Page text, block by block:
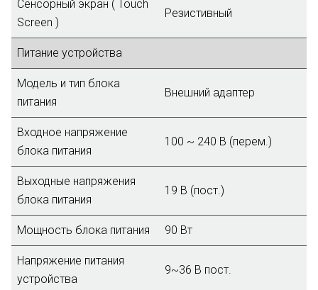
Сенсорный экран ( Touch
Screen )
Резистивный
Питание устройства
Модель и тип блока
питания
Внешний адаптер
Входное напряжение
блока питания
100 ~ 240 В (перем.)
Выходные напряжения
блока питания
19 В (пост.)
Мощность блока питания 90 Вт
Напряжение питания
устройства
9~36 B пост.